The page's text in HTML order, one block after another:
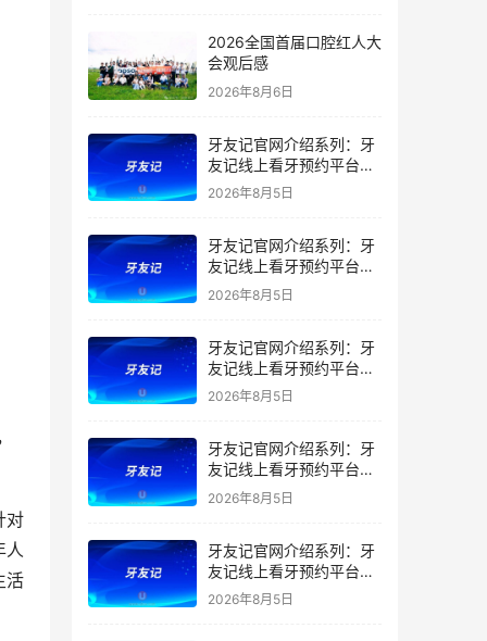
对
人
活
2026全国首届口腔红人大
会观后感
2026年8月6日
牙友记官网介绍系列：牙
友记线上看牙预约平台是
干什么的？靠谱吗？
2026年8月5日
牙友记官网介绍系列：牙
友记线上看牙预约平台让
看牙不再靠运气
2026年8月5日
牙友记官网介绍系列：牙
友记线上看牙预约平台打
破口腔行业专业壁垒新手
2026年8月5日
牙友记官网介绍系列：牙
友记线上看牙预约平台落
地同城就诊经验打破未知
2026年8月5日
牙友记官网介绍系列：牙
友记线上看牙预约平台的
优势在哪里？
2026年8月5日